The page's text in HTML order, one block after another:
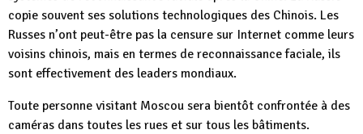
copie souvent ses solutions technologiques des Chinois. Les
Russes n’ont peut-être pas la censure sur Internet comme leurs
voisins chinois, mais en termes de reconnaissance faciale, ils
sont effectivement des leaders mondiaux.
Toute personne visitant Moscou sera bientôt confrontée à des
caméras dans toutes les rues et sur tous les bâtiments.